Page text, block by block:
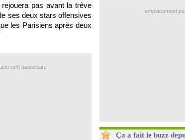
pas avant la trêve
ses deux stars offensives
les Parisiens après deux
publicitaire
: la Liga quitte
emplacement
Ça a fait le buzz